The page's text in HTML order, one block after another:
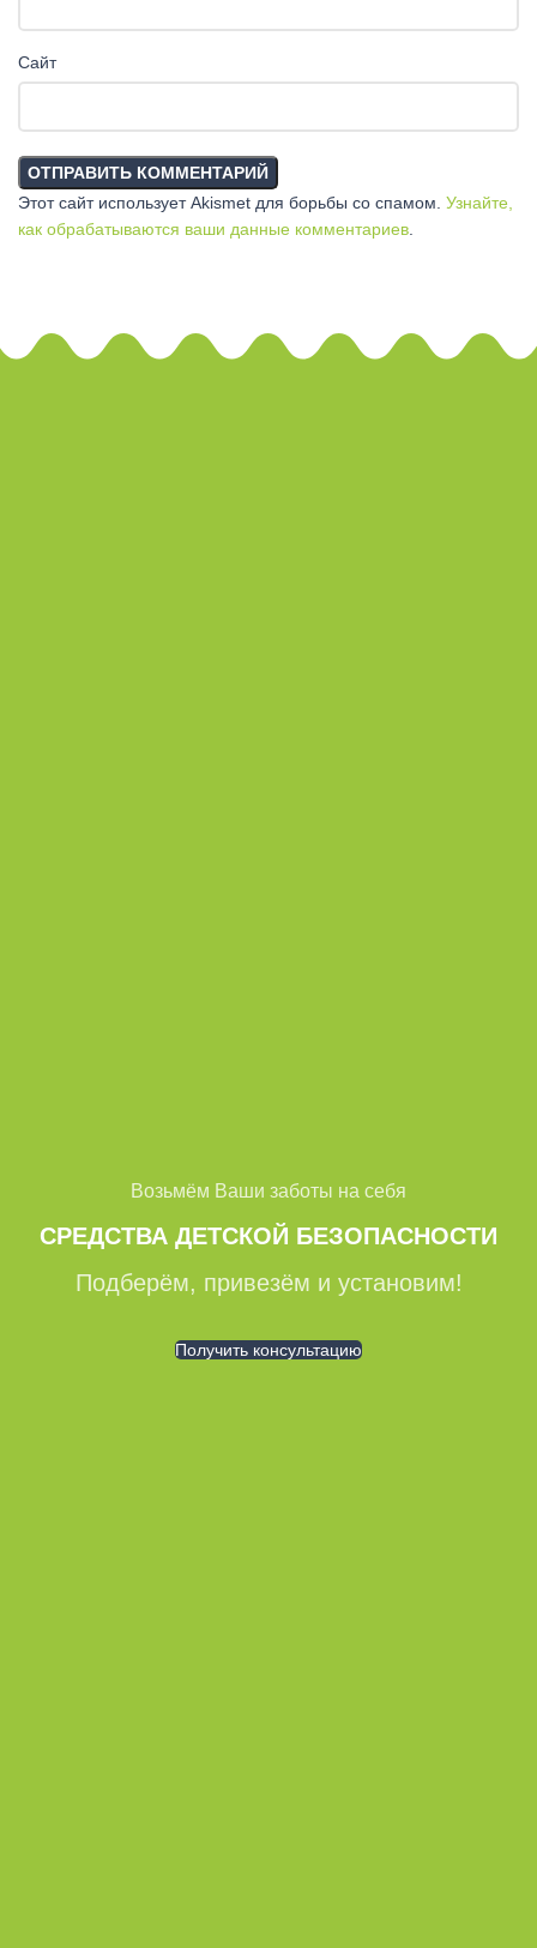
Сайт
Этот сайт использует Akismet для борьбы со спамом. Узнайте,
как обрабатываются ваши данные комментариев
Возьмём Ваши заботы на себя
СРЕДСТВА ДЕТСКОЙ БЕЗОПАСНОСТИ
Подберём, привезём и установим!
Получить консультацию